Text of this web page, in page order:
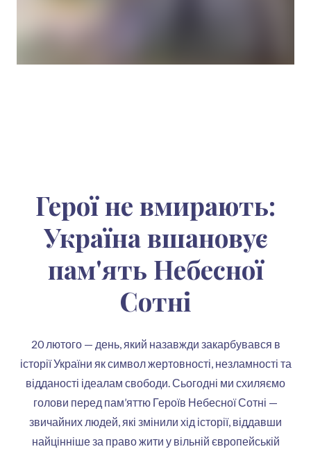
Герої не вмирають:
Україна вшановує
пам'ять Небесної
Сотні
20 лютого — день, який назавжди закарбувався в
історії України як символ жертовності, незламності та
відданості ідеалам свободи. Сьогодні ми схиляємо
голови перед пам’яттю Героїв Небесної Сотні —
звичайних людей, які змінили хід історії, віддавши
найцінніше за право жити у вільній європейській